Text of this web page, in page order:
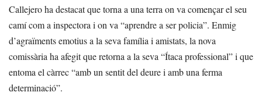
Callejero ha destacat que torna a una terra on va començar el seu
camí com a inspectora i on va “aprendre a ser policia”. Enmig
d’agraïments emotius a la seva família i amistats, la nova
comissària ha afegit que retorna a la seva “Ítaca professional” i que
entoma el càrrec “amb un sentit del deure i amb una ferma
determinació”.